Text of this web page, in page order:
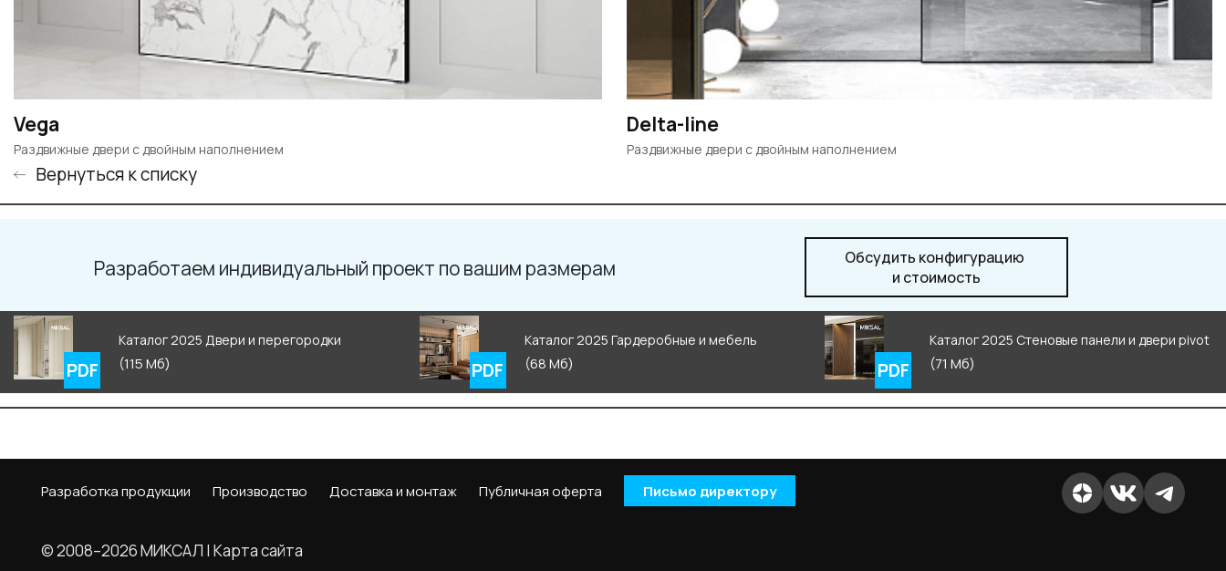
Vega
Раздвижные двери c двойным наполнением
Delta-line
Раздвижные двери c двойным наполнением
Вернуться к списку
Разработаем индивидуальный проект по вашим размерам
Обсудить конфигурацию
и стоимость
Каталог 2025 Двери и перегородки
(115 Мб)
Каталог 2025 Гардеробные и мебель
(68 Мб)
Каталог 2025 Стеновые панели и двери pivot
(71 Мб)
Разработка продукции Производство Доставка и монтаж Публичная оферта Письмо директору
© 2008–2026 МИКСАЛ | Карта сайта